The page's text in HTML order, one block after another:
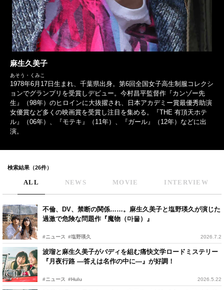
麻生久美子
あそう・くみこ
1978年6月17日生まれ、千葉県出身。第6回全国女子高生制服コレクシ
ョンでグランプリを受賞しデビュー。今村昌平監督作『カンゾー先
生』（98年）のヒロインに大抜擢され、日本アカデミー賞最優秀助演
女優賞など多くの映画賞を受賞し注目を集める。『THE 有頂天ホテ
ル』（06年）、『モテキ』（11年）、『ガール』（12年）などに出
演。
検索結果（26件）
ALL NEWS MOVIE INTERVIEW
不倫、DV、禁断の関係……。麻生久美子と塩野瑛久が演じた
過激で危険な問題作『魔物（마물）』
#ニュース #塩野瑛久 2026.7.2
波瑠と麻生久美子がバディを組む痛快文学ロードミステリー
『月夜行路 ―答えは名作の中に―』が好調！
#ニュース #Hulu 2026.5.22